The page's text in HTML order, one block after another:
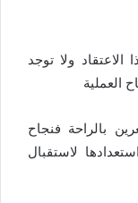
ولا توجد
العملية
بالراحة فنجاح
لاستقبال